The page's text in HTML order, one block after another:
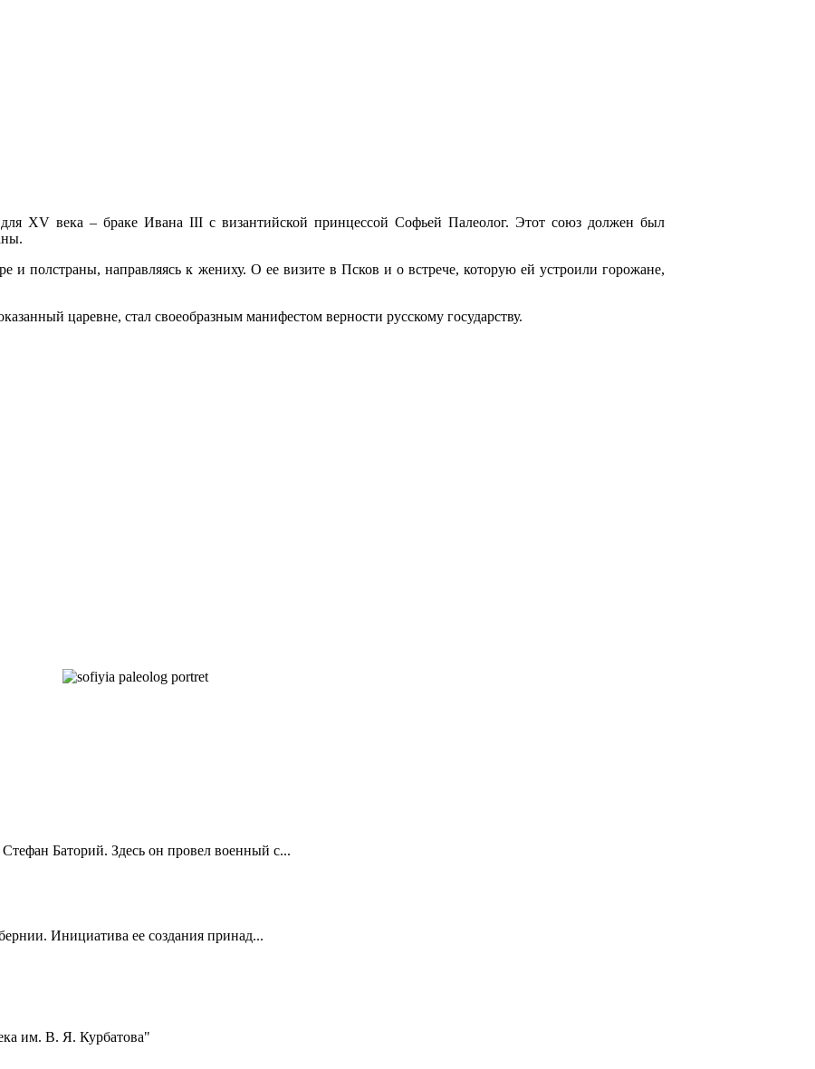
для XV века – браке Ивана III с византийской принцессой Софьей Палеолог. Этот союз должен был
и полстраны, направляясь к жениху. О ее визите в Псков и о встрече, которую ей устроили горожане,
царевне, стал своеобразным манифестом верности русскому государству.
Баторий. Здесь он провел военный с...
Инициатива ее создания принад...
им. В. Я. Курбатова"